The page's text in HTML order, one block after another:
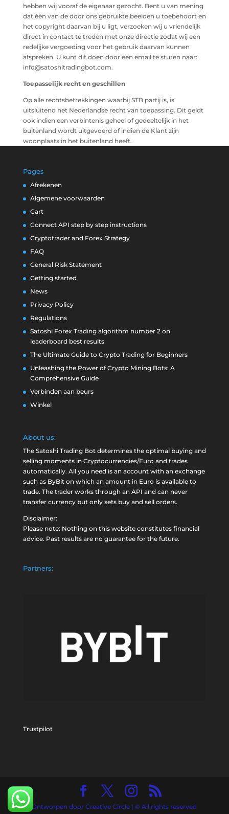
hebben wij vooraf de eigenaar gezocht. Bent u van mening
dat één van de door ons gebruikte beelden u toebehoort en
het copyright daarvan bij u ligt, verzoeken wij u vriendelijk
direct in contact te treden met onze directie zodat wij een
redelijke vergoeding voor het gebruik daarvan kunnen
afspreken. U kunt dit doen door een email te sturen naar:
info@satoshitradingbot.com.
Toepasselijk recht en geschillen
Op alle rechtsbetrekkingen waarbij STB partij is, is
uitsluitend het Nederlandse recht van toepassing. Dit geldt
ook indien een verbintenis geheel of gedeeltelijk in het
buitenland wordt uitgevoerd of indien de Klant zijn
woonplaats in het buitenland heeft.
Pages
Afrekenen
Algemene voorwaarden
Cart
Connect API step by step instructions
Cryptotrader and Forex Strategy
FAQ
General Risk Statement
Getting started
News
Privacy Policy
Regulations
Satoshi Forex Trading algorithm number 2 on
leaderboard best results
The Ultimate Guide to Crypto Trading for Beginners
Unleashing the Power of Crypto Mining Bots: A
Comprehensive Guide
Verbinden aan beurs
Winkel
About us:
The Satoshi Trading Bot determines the optimal buying and
selling moments in Cryptocurrencies/Euro and trades
automatically. All you need is an account with an exchange
such as ByBiton which an amount in Euro is available to
trade. The trader works through an API and can never
transfer currency but only sets buy and sell orders.
Disclaimer:
Please note: Nothing on this website constitutes financial
advice. Past results are no guarantee for the future.
Partners:
Trustpilot
Ontworpen door Creative Circle | © All rights reserved